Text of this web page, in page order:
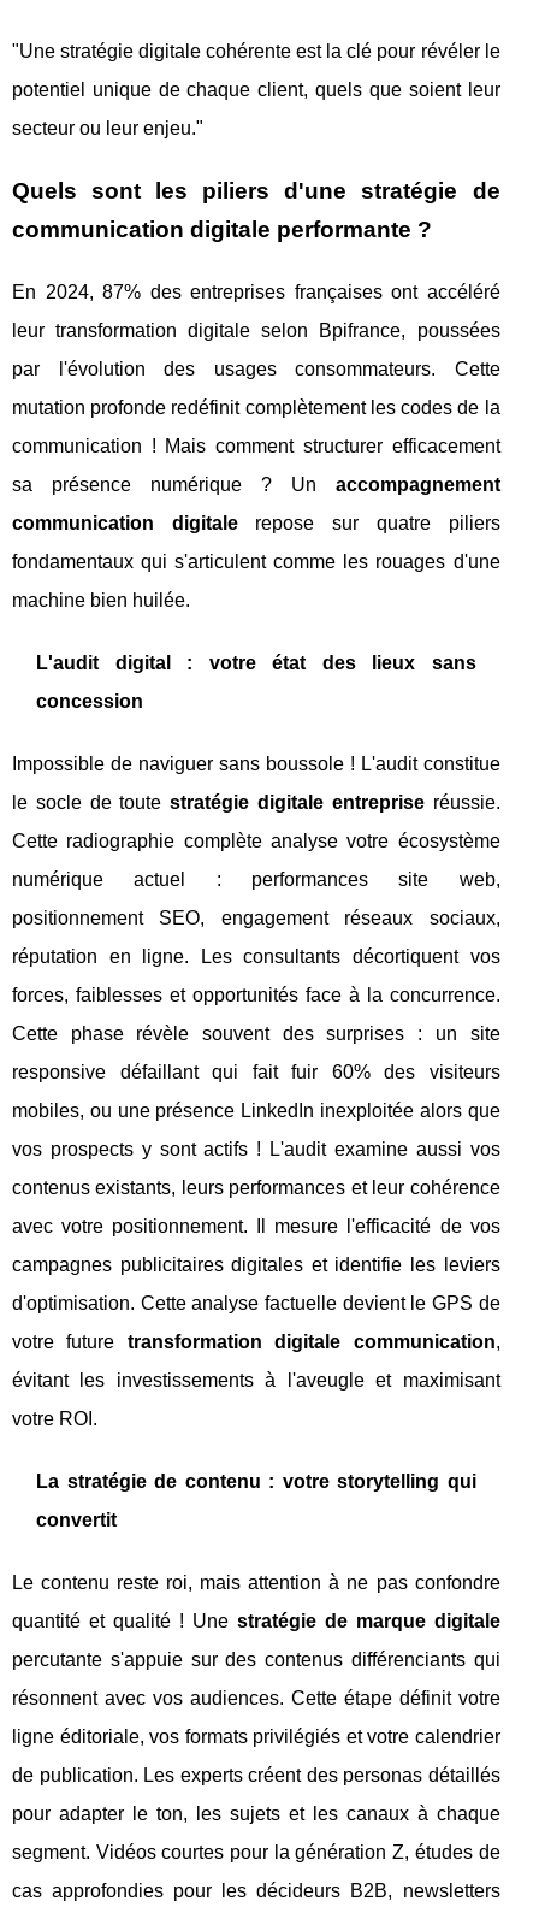
"Une stratégie digitale cohérente est la clé pour révéler le
potentiel unique de chaque client, quels que soient leur
secteur ou leur enjeu."
Quels sont les piliers d'une stratégie de
communication digitale performante ?
En 2024, 87% des entreprises françaises ont accéléré
leur transformation digitale selon Bpifrance, poussées
par l'évolution des usages consommateurs. Cette
mutation profonde redéfinit complètement les codes de la
communication ! Mais comment structurer efficacement
sa présence numérique ? Un accompagnement
communication digitalerepose sur quatre piliers
fondamentaux qui s'articulent comme les rouages d'une
machine bien huilée.
L'audit digital : votre état des lieux sans
concession
Impossible de naviguer sans boussole ! L'audit constitue
le socle de toutestratégie digitale entrepriseréussie.
Cette radiographie complète analyse votre écosystème
numérique actuel : performances site web,
positionnement SEO, engagement réseaux sociaux,
réputation en ligne. Les consultants décortiquent vos
forces, faiblesses et opportunités face à la concurrence.
Cette phase révèle souvent des surprises : un site
responsive défaillant qui fait fuir 60% des visiteurs
mobiles, ou une présence LinkedIn inexploitée alors que
vos prospects y sont actifs ! L'audit examine aussi vos
contenus existants, leurs performances et leur cohérence
avec votre positionnement. Il mesure l'efficacité de vos
campagnes publicitaires digitales et identifie les leviers
d'optimisation. Cette analyse factuelle devient le GPS de
votre future transformation digitale communication,
évitant les investissements à l'aveugle et maximisant
votre ROI.
La stratégie de contenu : votre storytelling qui
convertit
Le contenu reste roi, mais attention à ne pas confondre
quantité et qualité ! Une stratégie de marque digitale
percutante s'appuie sur des contenus différenciants qui
résonnent avec vos audiences. Cette étape définit votre
ligne éditoriale, vos formats privilégiés et votre calendrier
de publication. Les experts créent des personas détaillés
pour adapter le ton, les sujets et les canaux à chaque
segment. Vidéos courtes pour la génération Z, études de
cas approfondies pour les décideurs B2B, newsletters